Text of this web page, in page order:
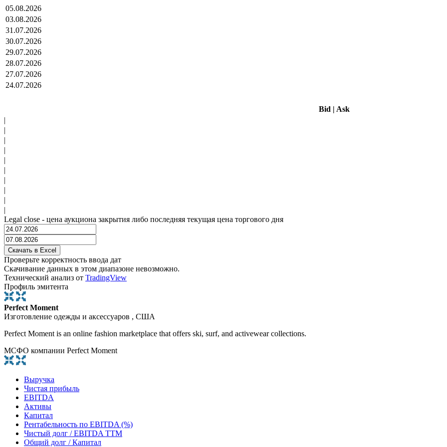
05.08.2026
03.08.2026
31.07.2026
30.07.2026
29.07.2026
28.07.2026
27.07.2026
24.07.2026
Bid | Ask
|
|
|
|
|
|
|
|
|
|
Legal close - цена аукциона закрытия либо последняя текущая цена торгового дня
Проверьте корректность ввода дат
Скачивание данных в этом диапазоне невозможно.
Технический анализ от TradingView
Профиль эмитента
Perfect Moment
Изготовление одежды и аксессуаров , США
Perfect Moment is an online fashion marketplace that offers ski, surf, and activewear collections.
МСФО компании Perfect Moment
Выручка
Чистая прибыль
EBITDA
Активы
Капитал
Рентабельность по EBITDA (%)
Чистый долг / EBITDA TTM
Общий долг / Капитал